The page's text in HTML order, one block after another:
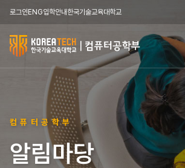
로그인ENG입학안내한국기술교육대학교
한
국
교
육
컴퓨터공학부
알림마당